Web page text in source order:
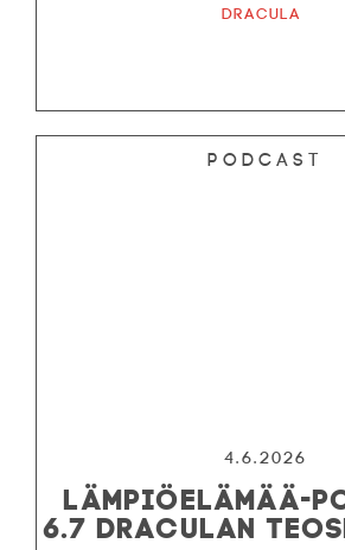
Dracula
Podcast
4.6.2026
LÄMPIÖELÄMÄÄ-
6.7 DRACULAN